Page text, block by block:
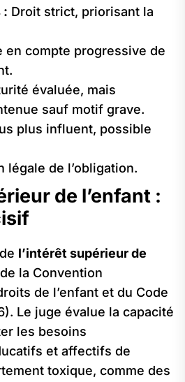
: Droit strict, priorisant la
en compte progressive de
évaluée, mais
sauf motif grave.
plus influent, possible
légale de l’obligation.
de l’enfant :
l’intérêt supérieur de
la Convention
de l’enfant et du Code
Le juge évalue la capacité
les besoins
et affectifs de
toxique, comme des